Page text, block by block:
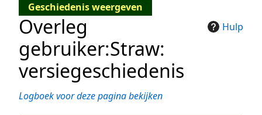
Geschiedenis weergeven
Hulp
Overleg
gebruiker:Straw:
versiegeschiedenis
Logboek voor deze pagina bekijken